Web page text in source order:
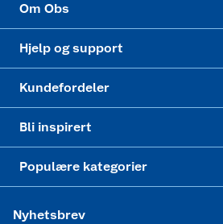
Om Obs
Hjelp og support
Kundefordeler
Bli inspirert
Populære kategorier
Nyhetsbrev